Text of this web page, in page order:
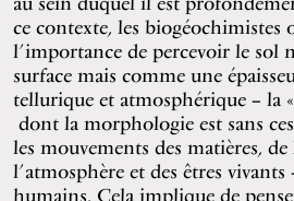
ce contexte, les biogéochimistes
l’importance de percevoir le sol
surface mais comme une
tellurique et atmosphérique – la
dont la morphologie est sans
les mouvements des matières, de
l’atmosphère et des êtres
humains. Cela implique de